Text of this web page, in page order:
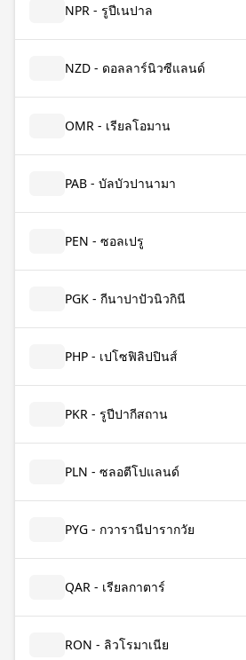
NPR - รูปีเนปาล
NZD - ดอลลาร์นิวซีแลนด์
OMR - เรียลโอมาน
PAB - บัลบัวปานามา
PEN - ซอลเปรู
PGK - กีนาปาปัวนิวกินี
PHP - เปโซฟิลิปปินส์
PKR - รูปีปากีสถาน
PLN - ซลอตีโปแลนด์
PYG - กวารานีปารากวัย
QAR - เรียลกาตาร์
RON - ลิวโรมาเนีย